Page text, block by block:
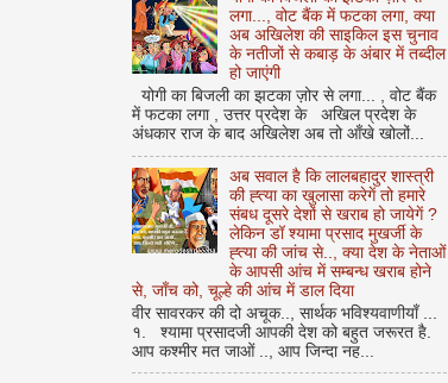
लगा..., वोट बैंक में फटका लगा, क्या
अब अखिलेश की साइकिल इस चुनाव
के नतीजों से कबाड़ के अंबार में तब्दील
हो जाएंगी
योगी का बिजली का झटका ज़ोर से लगा... , वोट बैंक
में फटका लगा , उत्तर प्रदेश के अखिल प्रदेश के
अंधकार राज के बाद अखिलेश अब तो आँखे खोलों...
अब सवाल है कि लालबहादुर शास्त्री
की ह्त्या का खुलासा करेगें तो हमारे
संबध दूसरे देशों से खराब हो जायेगें ?
लेकिन डॉ श्यामा प्रसाद मुखर्जी के
ह्त्या की जांच से.., क्या देश के नेताओं
के आपसी आंच में सम्बन्ध खराब होने
से, जाँच को, चूल्हे की आंच में डाल दिया
वीर सावरकर की दो अचूक.., सार्थक भविश्यवाणीयाँ ...
१. श्यामा प्रसादजी आपकी देश को बहुत जरूरत है.
आप कश्मीर मत जाओं .., आप जिन्दा नह...